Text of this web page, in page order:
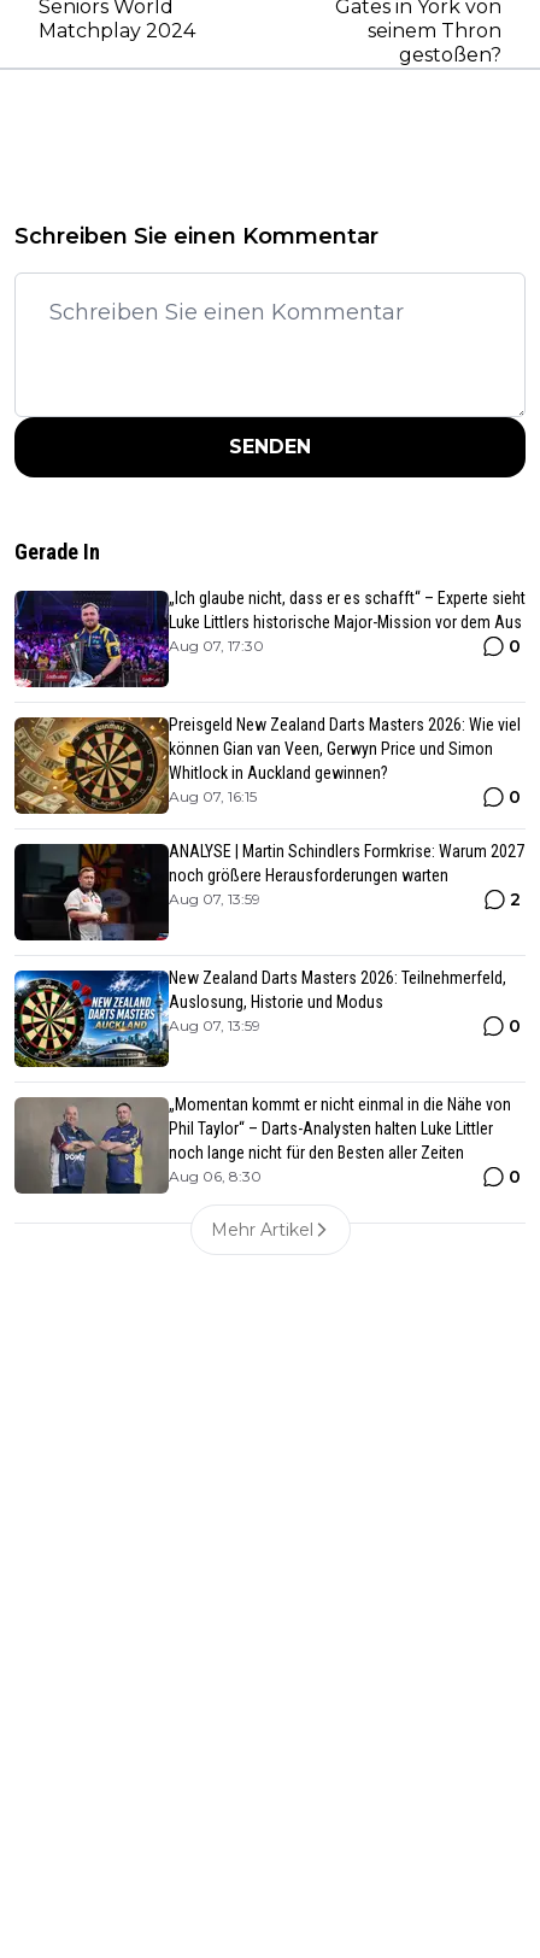
Seniors World
Matchplay 2024
Gates in York von
seinem Thron
gestoßen?
Schreiben Sie einen Kommentar
SENDEN
Gerade In
„Ich glaube nicht, dass er es schafft“ – Experte sieht
Luke Littlers historische Major-Mission vor dem Aus
Aug 07, 17:30 0
Preisgeld New Zealand Darts Masters 2026: Wie viel
können Gian van Veen, Gerwyn Price und Simon
Whitlock in Auckland gewinnen?
Aug 07, 16:15 0
ANALYSE | Martin Schindlers Formkrise: Warum 2027
noch größere Herausforderungen warten
Aug 07, 13:59 2
New Zealand Darts Masters 2026: Teilnehmerfeld,
Auslosung, Historie und Modus
Aug 07, 13:59 0
„Momentan kommt er nicht einmal in die Nähe von
Phil Taylor“ – Darts-Analysten halten Luke Littler
noch lange nicht für den Besten aller Zeiten
Aug 06, 8:30 0
Mehr Artikel